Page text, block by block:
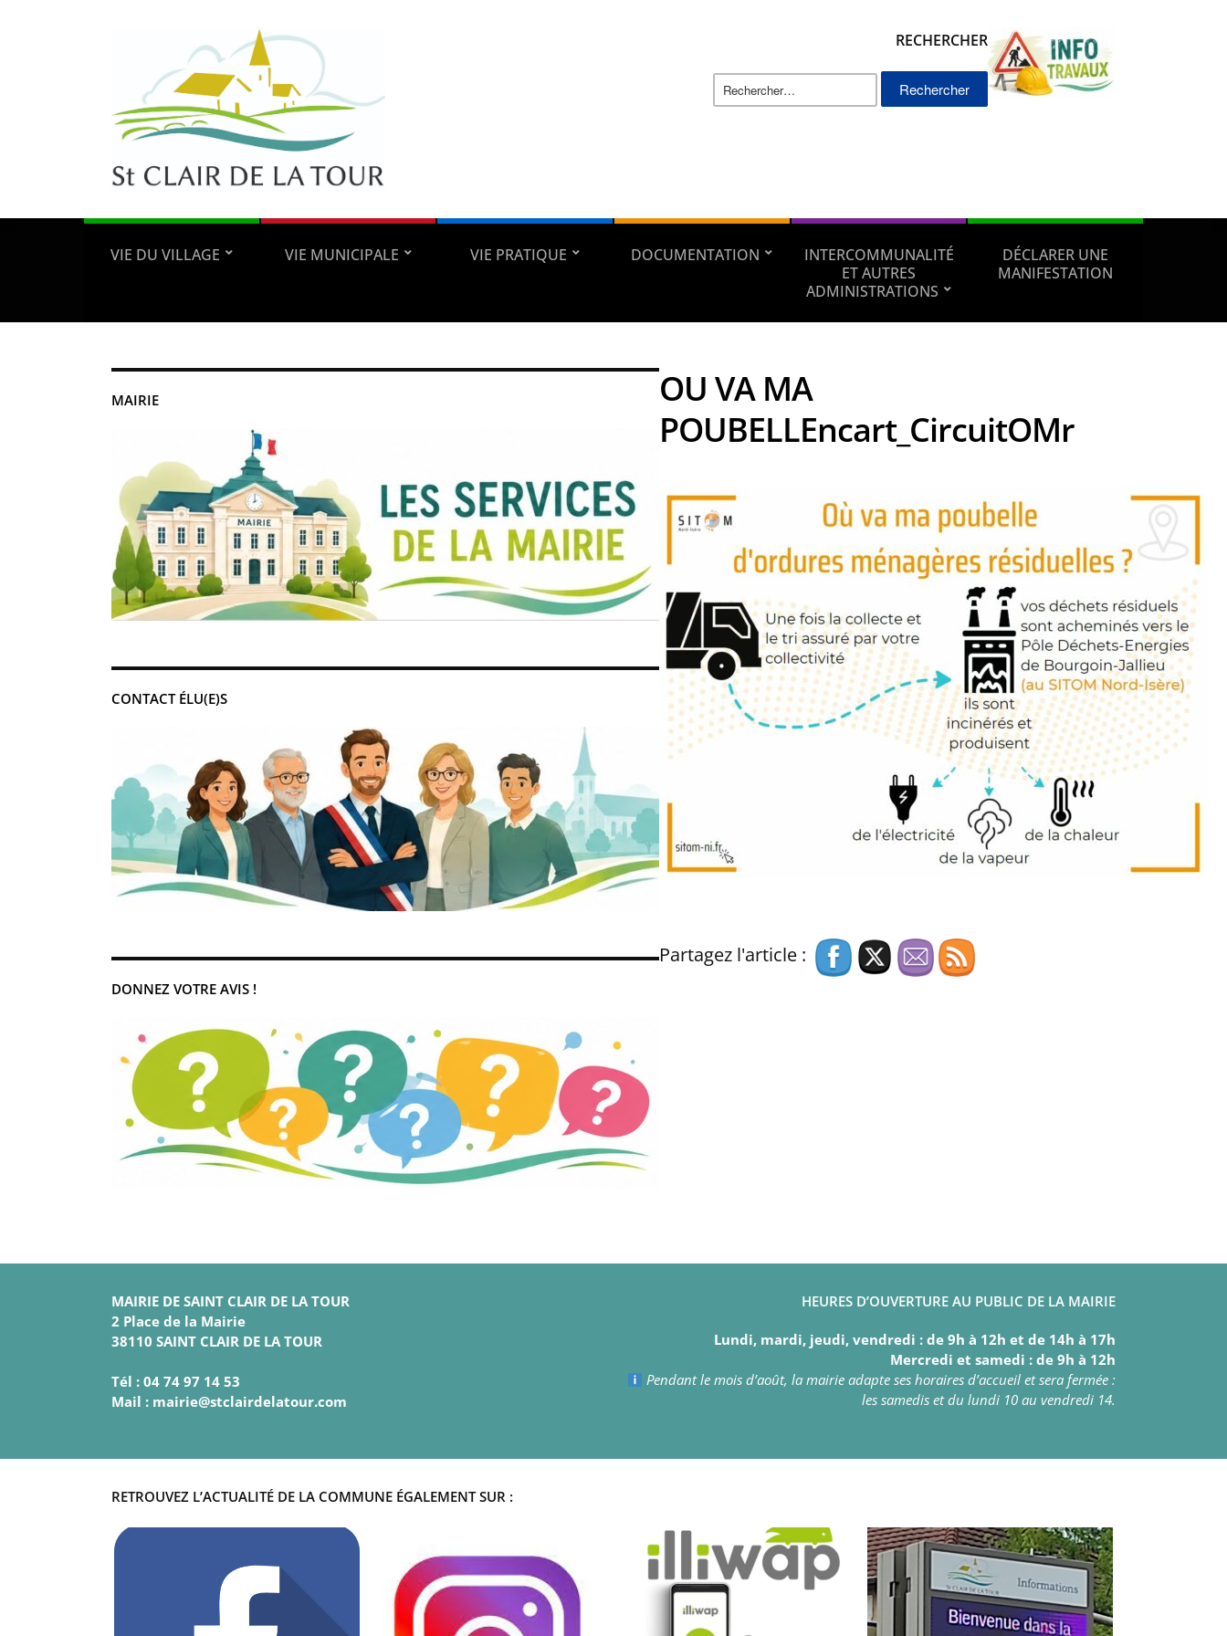
RECHERCHER
Rechercher :
VIE DU VILLAGE VIE MUNICIPALE VIE PRATIQUE DOCUMENTATION
INTERCOMMUNALITÉ
ET AUTRES
ADMINISTRATIONS
DÉCLARER UNE
MANIFESTATION
MAIRIE
CONTACT ÉLU(E)S
DONNEZ VOTRE AVIS !
OU VA MA
POUBELLEncart_CircuitOMr
Partagez l'article :
MAIRIE DE SAINT CLAIR DE LA TOUR
2 Place de la Mairie
38110 SAINT CLAIR DE LA TOUR
Tél : 04 74 97 14 53
Mail : mairie@stclairdelatour.com
HEURES D’OUVERTURE AU PUBLIC DE LA MAIRIE
Lundi, mardi, jeudi, vendredi : de 9h à 12h et de 14h à 17h
Mercredi et samedi : de 9h à 12h
Pendant le mois d’août, la mairie adapte ses horaires d’accueil et sera fermée :
les samedis et du lundi 10 au vendredi 14.
RETROUVEZ L’ACTUALITÉ DE LA COMMUNE ÉGALEMENT SUR :